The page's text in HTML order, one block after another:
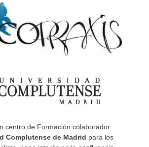
centro de Formación colaborador
Complutense de Madrid para los